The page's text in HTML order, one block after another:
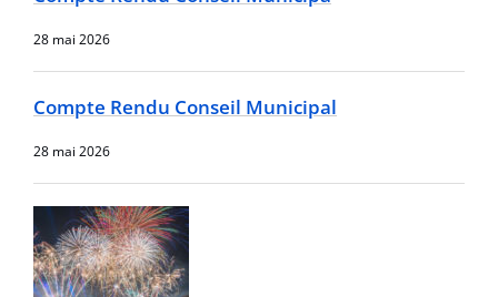
28 mai 2026
Compte Rendu Conseil Municipal
28 mai 2026